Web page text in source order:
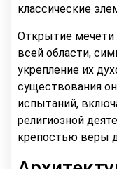
классические
Открытие
всей области,
укрепление их
существования
испытаний,
религиозной
крепостью веры